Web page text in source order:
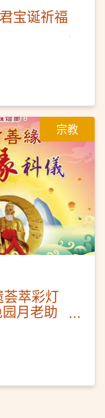
宝诞祈福
宗教
萃彩灯
月老助